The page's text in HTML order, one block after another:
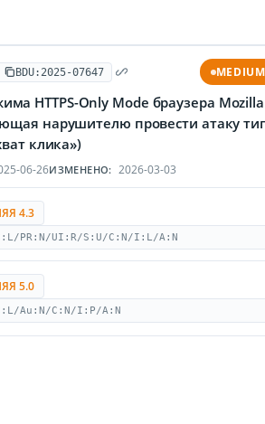
BDU:2025-07647 MEDIUM
HTTPS-Only Mode браузера Mozilla
нарушителю провести атаку
клика»)
06-26ИЗМЕНЕНО: 2026-03-03
4.3
PR:N/UI:R/S:U/C:N/I:L/A:N
5.0
Au:N/C:N/I:P/A:N